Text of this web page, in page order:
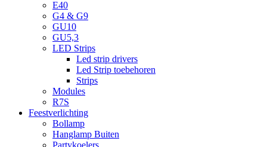
E40
G4 & G9
GU10
GU5,3
LED Strips
Led strip drivers
Led Strip toebehoren
Strips
Modules
R7S
Feestverlichting
Bollamp
Hanglamp Buiten
Partykoelers